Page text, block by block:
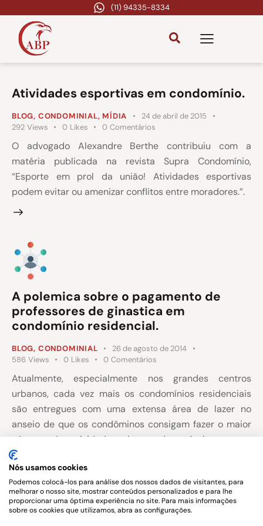
(11) 94335-8334
Atividades esportivas em condomínio.
BLOG, CONDOMINIAL, MÍDIA
24 de abril de 2015
292 Views 0 Likes 0 Comentários
O advogado Alexandre Berthe contribuiu com a
matéria publicada na revista Supra Condomínio,
“Esporte em prol da união! Atividades esportivas
podem evitar ou amenizar conflitos entre moradores.”.
A polemica sobre o pagamento de
professores de ginastica em
condomínio residencial.
BLOG, CONDOMINIAL
26 de agosto de 2014
586 Views 0 Likes 0 Comentários
Atualmente, especialmente nos grandes centros
urbanos, cada vez mais os condomínios residenciais
são entregues com uma extensa área de lazer no
anseio de que os condôminos consigam fazer o maior
número de atividades dentro do próprio espaço,
existindo locais para realização de ginasticas,
manicure, massagens, natação etc.
Porém, a grande dúvida que surge é no
Nós usamos cookies
Podemos colocá-los para análise dos nossos dados de visitantes, para
melhorar o nosso site, mostrar conteúdos personalizados e para lhe
proporcionar uma óptima experiência no site. Para mais informações
sobre os cookies que utilizamos, abra as configurações.